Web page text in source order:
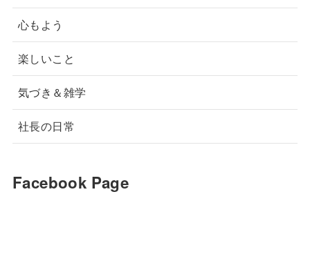
心もよう
楽しいこと
気づき＆雑学
社長の日常
Facebook Page